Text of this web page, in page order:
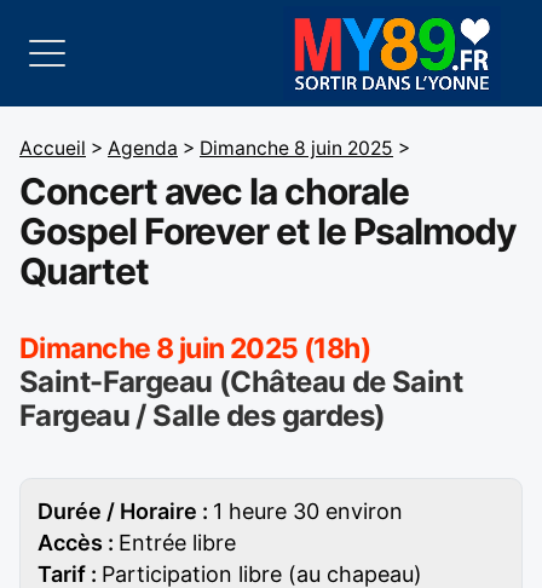
Accueil > Agenda > Dimanche 8 juin 2025 >
Concert avec la chorale
Gospel Forever et le Psalmody
Quartet
Dimanche 8 juin 2025 (18h)
Saint-Fargeau (Château de Saint
Fargeau / Salle des gardes)
Durée / Horaire : 1 heure 30 environ
Accès : Entrée libre
Tarif : Participation libre (au chapeau)